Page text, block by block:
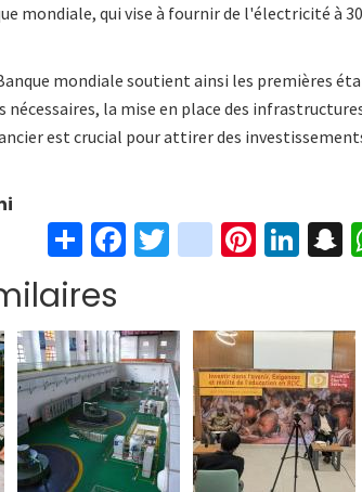
mondiale, qui vise à fournir de l'électricité à
mondiale soutient ainsi les premières
la mise en place des
est crucial pour attirer des
S
h
ar
e
Fa
ce
o
o
k
T
wi
er
in
st
ra
m
Pi
nt
es
t
Li
n
dI
n
pc